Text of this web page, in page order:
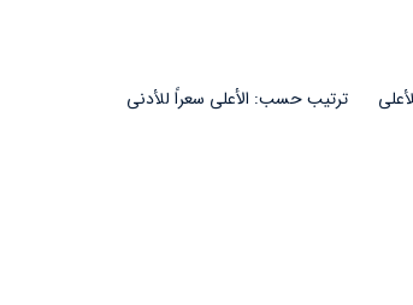
ترتيب حسب: الأعلى سعراً للأدنى